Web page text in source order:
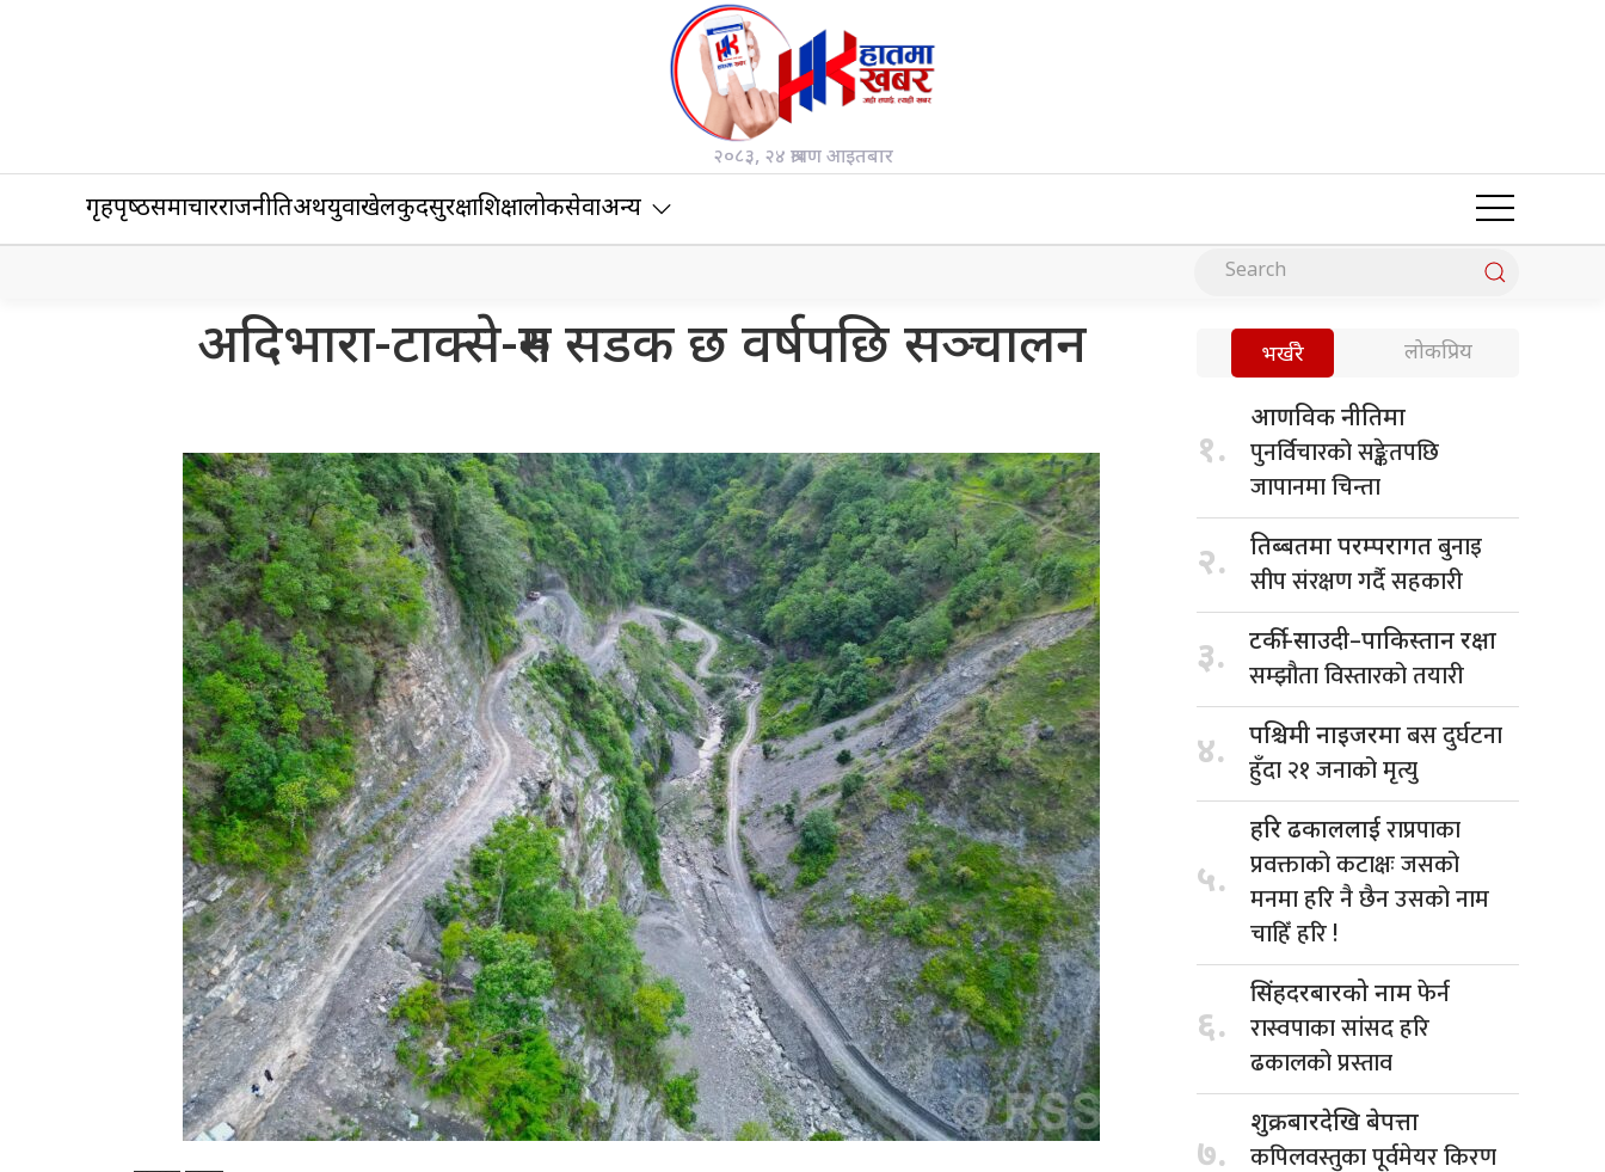
२०८३, २४ श्रावण आइतबार
गृहपृष्‍ठसमाचारराजनीतिअर्थयुवाखेलकुदसुरक्षाशिक्षालोकसेवाअन्य
अदिभारा-टाक्से-रुम सडक छ वर्षपछि सञ्चालन भर्खरै लोकप्रिय
१.
आणविक नीतिमा
पुनर्विचारको सङ्केतपछि
जापानमा चिन्ता
२. तिब्बतमा परम्परागतबुनाइ
सीप संरक्षण गर्दै सहकारी
३. टर्की–साउदी–पाकिस्तान रक्षा
सम्झौता विस्तारको तयारी
४. पश्चिमी नाइजरमाबस दुर्घटना
हुँदा २१ जनाको मृत्यु
५.
हरि ढकाललाईराप्रपाका
प्रवक्ताको कटाक्षः जसको
मनमा हरि नै छैन उसको नाम
चाहिँ हरि !
६.
सिंहदरबारको नामफेर्न
रास्वपाका सांसद हरि
ढकालको प्रस्ताव
७.
शुक्रबारदेखि बेपत्ता
कपिलवस्तुका पूर्वमेयर किरण